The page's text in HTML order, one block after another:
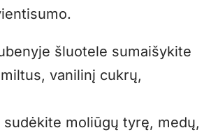
šluotele sumaišykite
vanilinį cukrų,
sudėkite moliūgų tyrę, medų,